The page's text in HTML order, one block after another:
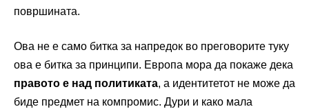
површината.
Ова не е само битка за напредок во преговорите туку
ова е битка за принципи. Европа мора да покаже дека
правото е над политиката, а идентитетот не може да
биде предмет на компромис. Дури и како мала